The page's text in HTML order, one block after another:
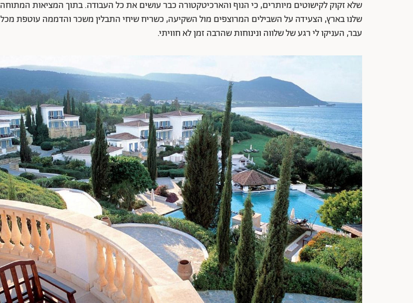
שלא זקוק לקישוטים מיותרים, כי הנוף והארכיטקטורה כבר עושים את כל העבודה. בתוך המציאות המתוחה
שלנו בארץ, הצעידה על השבילים המרוצפים מול השקיעה, כשריח שיחי התבלין משכר והדממה עוטפת מכל
עבר, העניקו לי רגע של שלווה ונינוחות שהרבה זמן לא חוויתי.